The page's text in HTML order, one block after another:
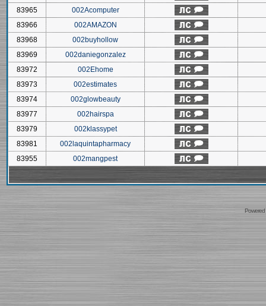
83965
002Acomputer
83966
002AMAZON
83968
002buyhollow
83969
002daniegonzalez
83972
002Ehome
83973
002estimates
83974
002glowbeauty
83977
002hairspa
83979
002klassypet
83981
002laquintapharmacy
83955
002mangpest